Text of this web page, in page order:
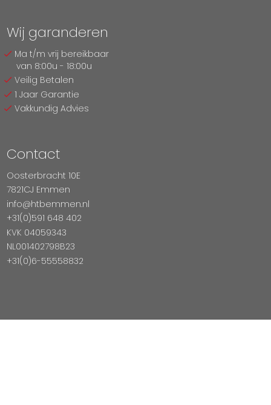
Wij garanderen
Ma t/m vrij bereikbaar
van 8:00u - 18:00u
Veilig Betalen
1 Jaar Garantie
Vakkundig Advies
Contact
Oosterbracht 10E
7821CJ Emmen
info@htbemmen.nl
+31(0)591 648 402
KVK 04059343
NL001402798B23
+31(0)6-55558832